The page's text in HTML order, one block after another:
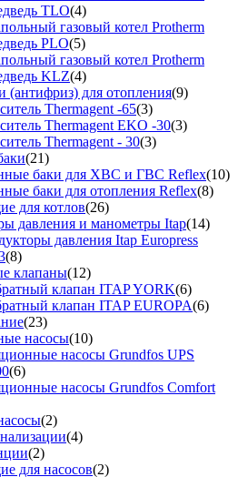
TLO(4)
газовый котел Protherm
PLO(5)
газовый котел Protherm
KLZ(4)
(антифриз) для отопления(9)
Thermagent -65(3)
Thermagent EKO -30(3)
Thermagent - 30(3)
(21)
баки для ХВС и ГВС Reflex(10)
баки для отопления Reflex(8)
для котлов(26)
давления и манометры Itap(14)
давления Itap Europress
(8)
клапаны(12)
клапан ITAP YORK(6)
клапан ITAP EUROPA(6)
(23)
насосы(10)
насосы Grundfos UPS
(6)
насосы Grundfos Comfort
(2)
(4)
(2)
для насосов(2)